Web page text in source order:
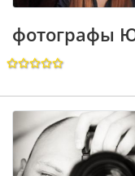
фотографы